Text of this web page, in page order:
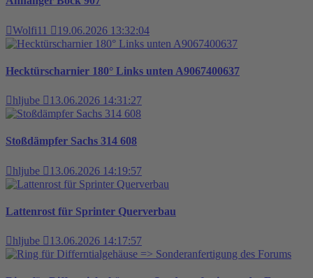
Wolfi11 19.06.2026 13:32:04
Hecktürscharnier 180° Links unten A9067400637
hljube 13.06.2026 14:31:27
Stoßdämpfer Sachs 314 608
hljube 13.06.2026 14:19:57
Lattenrost für Sprinter Querverbau
hljube 13.06.2026 14:17:57